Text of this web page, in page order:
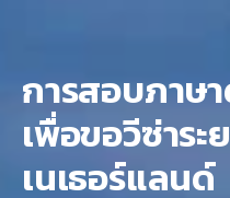
การสอบภาษ
เพื่อขอวีซ่าระ
เนเธอร์แลนด์